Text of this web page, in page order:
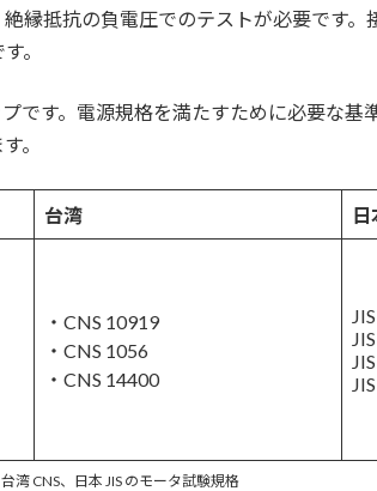
縁抵抗の負電圧でのテストが必要です
。
です。電源規格を満たすために必要な基
。
台湾
・CNS 10919
・CNS 1056
・CNS 14400
湾 CNS、日本 JIS のモータ試験規格